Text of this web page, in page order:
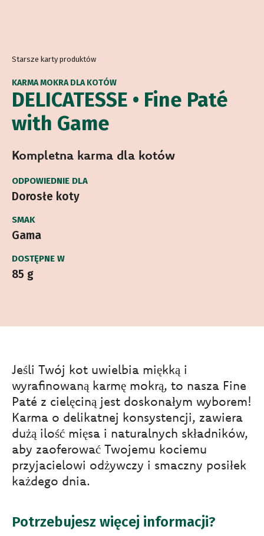
Starsze karty produktów
DELICATESSE • Fine Paté
with Game
KARMA MOKRA DLA KOTÓW
Kompletna karma dla kotów
ODPOWIEDNIE DLA
Dorosłe koty
SMAK
Gama
DOSTĘPNE W
85 g
Jeśli Twój kot uwielbia miękką i
wyrafinowaną karmę mokrą, to nasza Fine
Paté z cielęciną jest doskonałym wyborem!
Karma o delikatnej konsystencji, zawiera
dużą ilość mięsa i naturalnych składników,
aby zaoferować Twojemu kociemu
przyjacielowi odżywczy i smaczny posiłek
każdego dnia.
Potrzebujesz więcej informacji?